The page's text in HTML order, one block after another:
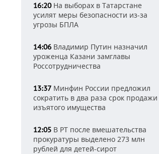
16:20На выборах в Татарстане
усилят меры безопасности из-за
угрозы БПЛА
14:06 Владимир Путин назначил
уроженца Казани замглавы
Россотрудничества
13:37 Минфин России предложил
сократить в два раза срок продажи
изъятого имущества
12:05 В РТ после вмешательства
прокуратуры выделено 273 млн
рублей для детей-сирот